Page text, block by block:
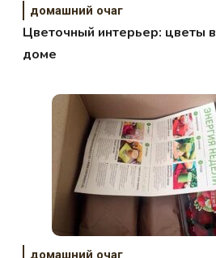
домашний очаг
Цветочный интерьер: цветы в
доме
домашний очаг